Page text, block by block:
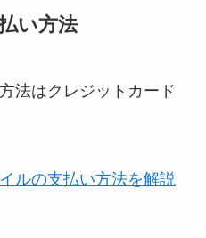
い方法
法はクレジットカード
ルの支払い方法を解説